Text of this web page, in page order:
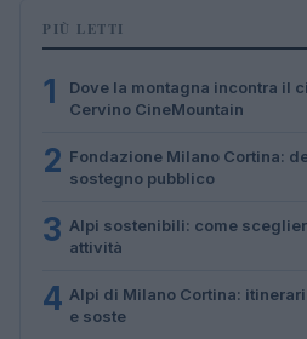
PIÙ LETTI
1
Dove la montagna incontra il
Cervino CineMountain
2 Fondazione Milano Cortina:
sostegno pubblico
3 Alpi sostenibili: come
attività
4 Alpi di Milano Cortina:
e soste